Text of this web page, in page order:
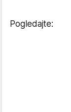
Pogledajte: